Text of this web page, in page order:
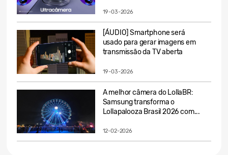
19-03-2026
[ÁUDIO] Smartphone será
usado para gerar imagens em
transmissão da TV aberta
19-03-2026
A melhor câmera do LollaBR:
Samsung transforma o
Lollapalooza Brasil 2026 com...
12-02-2026